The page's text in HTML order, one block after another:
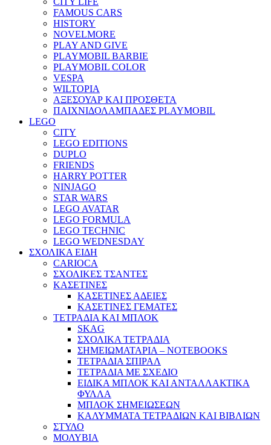
FAMOUS CARS
HISTORY
NOVELMORE
PLAY AND GIVE
PLAYMOBIL BARBIE
PLAYMOBIL COLOR
VESPA
WILTOPIA
ΑΞΕΣΟΥΑΡ ΚΑΙ ΠΡΟΣΘΕΤΑ
ΠΑΙΧΝΙΔΟΛΑΜΠΑΔΕΣ PLAYMOBIL
LEGO
CITY
LEGO EDITIONS
DUPLO
FRIENDS
HARRY POTTER
NINJAGO
STAR WARS
LEGO AVATAR
LEGO FORMULA
LEGO TECHNIC
LEGO WEDNESDAY
ΣΧΟΛΙΚΑ ΕΙΔΗ
CARIOCA
ΣΧΟΛΙΚΕΣ ΤΣΑΝΤΕΣ
ΚΑΣΕΤΙΝΕΣ
ΚΑΣΕΤΙΝΕΣ ΑΔΕΙΕΣ
ΚΑΣΕΤΙΝΕΣ ΓΕΜΑΤΕΣ
ΤΕΤΡΑΔΙΑ ΚΑΙ ΜΠΛΟΚ
SKAG
ΣΧΟΛΙΚΑ ΤΕΤΡΑΔΙΑ
ΣΗΜΕΙΩΜΑΤΑΡΙΑ – NOTEBOOKS
ΤΕΤΡΑΔΙΑ ΣΠΙΡΑΛ
ΤΕΤΡΑΔΙΑ ΜΕ ΣΧΕΔΙΟ
ΕΙΔΙΚΑ ΜΠΛΟΚ ΚΑΙ ΑΝΤΑΛΛΑΚΤΙΚΑ
ΦΥΛΛΑ
ΜΠΛΟΚ ΣΗΜΕΙΩΣΕΩΝ
ΚΑΛΥΜΜΑΤΑ ΤΕΤΡΑΔΙΩΝ ΚΑΙ ΒΙΒΛΙΩΝ
ΣΤΥΛΟ
ΜΟΛΥΒΙΑ